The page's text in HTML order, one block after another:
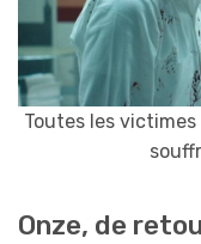
Toutes les
Onze, de